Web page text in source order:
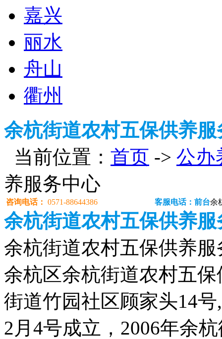
嘉兴
丽水
舟山
衢州
余杭街道农村五保供养服
当前位置： 首页 -> 公办
养服务中心
咨询电话： 0571-88644386 客服电话：前台余
余杭街道农村五保供养
余杭街道农村五保供养服
余杭区余杭街道农村五
街道竹园社区顾家头14
2月4号成立，2006年余